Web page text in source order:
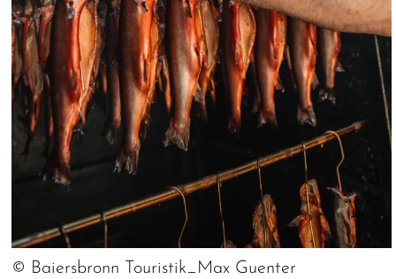
© Baiersbronn Touristik_Max Guenter